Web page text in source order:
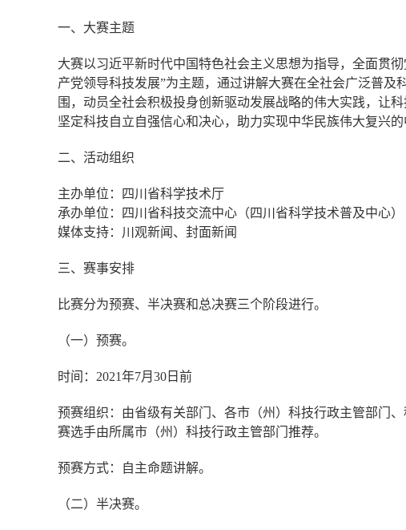
一、大赛主题
大赛以习近平新时代中国特色社会主义思想为指导，全面贯
产党领导科技发展”为主题，通过讲解大赛在全社会广泛普
围，动员全社会积极投身创新驱动发展战略的伟大实践，让
坚定科技自立自强信心和决心，助力实现中华民族伟大复兴的
二、活动组织
主办单位：四川省科学技术厅
承办单位：四川省科技交流中心（四川省科学技术普及中心）
媒体支持：川观新闻、封面新闻
三、赛事安排
比赛分为预赛、半决赛和总决赛三个阶段进行。
（一）预赛。
时间： 2021年7月 30 日前
预赛组织：由省级有关部门、各市（州）科技行政主管部门
赛选手由所属市（州）科技行政主管部门推荐。
预赛方式：自主命题讲解。
（二）半决赛。